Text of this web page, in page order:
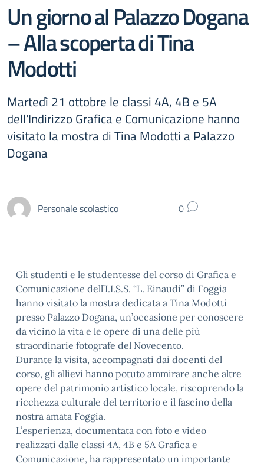
Un giorno al Palazzo Dogana
– Alla scoperta di Tina
Modotti
Martedì 21 ottobre le classi 4A, 4B e 5A
dell'Indirizzo Grafica e Comunicazione hanno
visitato la mostra di Tina Modotti a Palazzo
Dogana
Personale scolastico 0
Gli studenti e le studentesse del corso di Grafica e
Comunicazione dell’I.I.S.S. “L. Einaudi” di Foggia
hanno visitato la mostra dedicata a Tina Modotti
presso Palazzo Dogana, un’occasione per conoscere
da vicino la vita e le opere di una delle più
straordinarie fotografe del Novecento.
Durante la visita, accompagnati dai docenti del
corso, gli allievi hanno potuto ammirare anche altre
opere del patrimonio artistico locale, riscoprendo la
ricchezza culturale del territorio e il fascino della
nostra amata Foggia.
L’esperienza, documentata con foto e video
realizzati dalle classi 4A, 4B e 5A Grafica e
Comunicazione, ha rappresentato un importante